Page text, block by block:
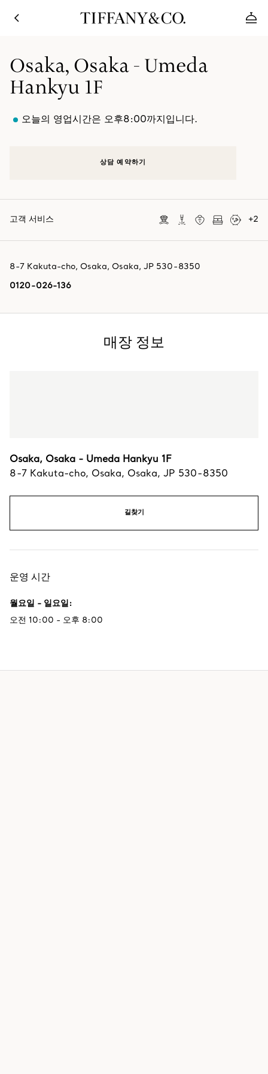
Osaka, Osaka - Umeda
Hankyu 1F
오늘의 영업시간은 오후8:00까지입니다.
상담 예약하기
고객 서비스 +2
8-7 Kakuta-cho, Osaka, Osaka, JP 530-8350
0120-026-136
매장 정보
Osaka, Osaka - Umeda Hankyu 1F
8-7 Kakuta-cho, Osaka, Osaka, JP 530-8350
길찾기
운영 시간
월요일 - 일요일:
오전 10:00 - 오후 8:00